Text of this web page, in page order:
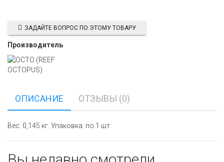
ЗАДАЙТЕ ВОПРОС ПО ЭТОМУ ТОВАРУ
Производитель
ОПИСАНИЕ ОТЗЫВЫ (0)
Вес: 0,145 кг. Упаковка: по 1 шт